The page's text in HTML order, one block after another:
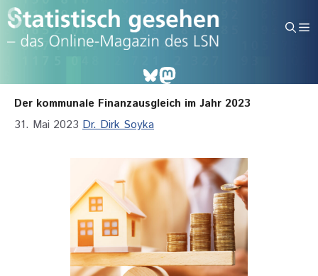
Zum
Inhalt
springen
Bluesky
Mastodon
Der kommunale Finanzausgleich im Jahr 2023
31. Mai 2023 Dr. Dirk Soyka